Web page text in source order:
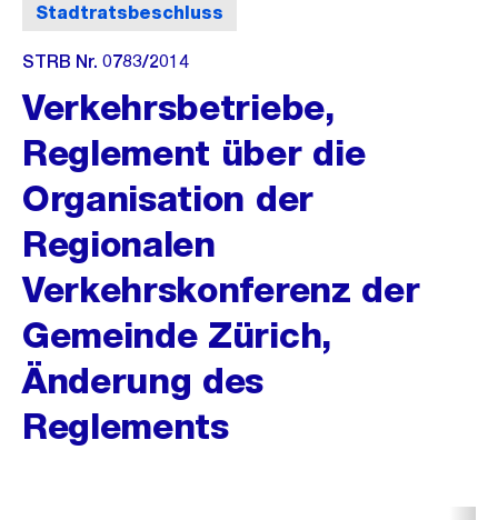
Stadtratsbeschluss
STRB Nr. 0783/2014
Verkehrsbetriebe,
Reglement über die
Organisation der
Regionalen
Verkehrskonferenz der
Gemeinde Zürich,
Änderung des
Reglements